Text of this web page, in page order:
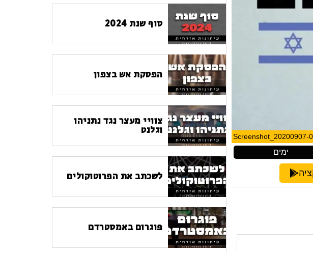
Screenshot_20200907-
ימים
סוף שנת 2024
הפסקת אש בצפון
צוויי מעצר נגד נתניהו
וגלנט
לשכתב את הפרוטוקולים
פוגרום באמסטרדם